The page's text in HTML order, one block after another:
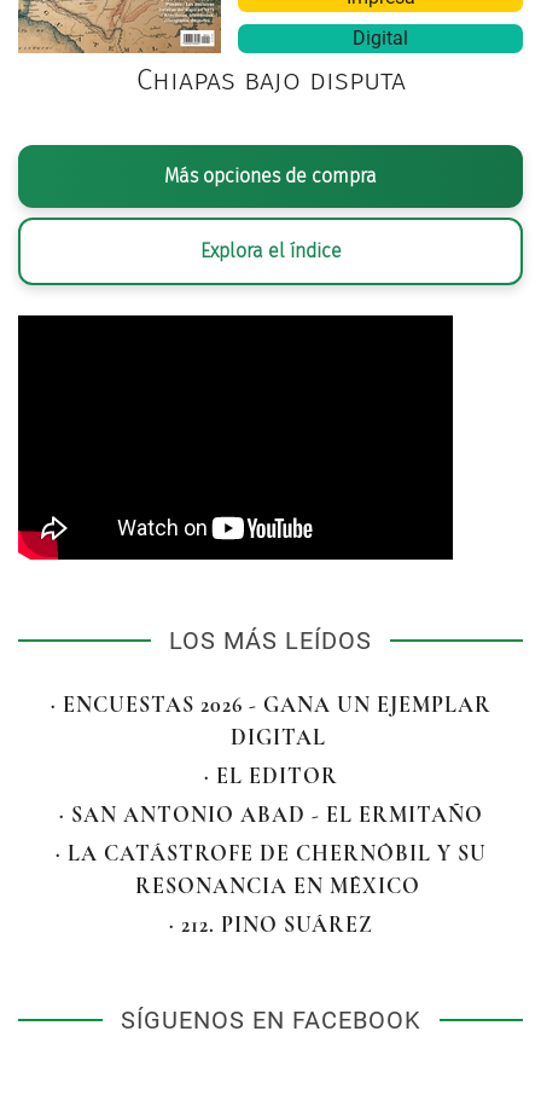
Digital
Chiapas bajo disputa
Más opciones de compra
Explora el índice
LOS MÁS LEÍDOS
· ENCUESTAS 2026 - GANA UN EJEMPLAR
DIGITAL
· EL EDITOR
· SAN ANTONIO ABAD - EL ERMITAÑO
· LA CATÁSTROFE DE CHERNÓBIL Y SU
RESONANCIA EN MÉXICO
· 212. PINO SUÁREZ
SÍGUENOS EN FACEBOOK